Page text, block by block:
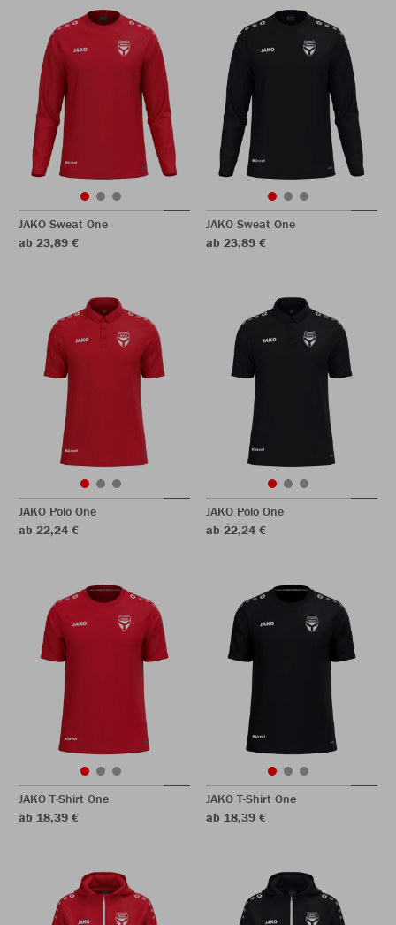
JAKO Sweat One
ab 23,89 €
JAKO Sweat One
ab 23,89 €
JAKO Polo One
ab 22,24 €
JAKO Polo One
ab 22,24 €
JAKO T-Shirt One
ab 18,39 €
JAKO T-Shirt One
ab 18,39 €